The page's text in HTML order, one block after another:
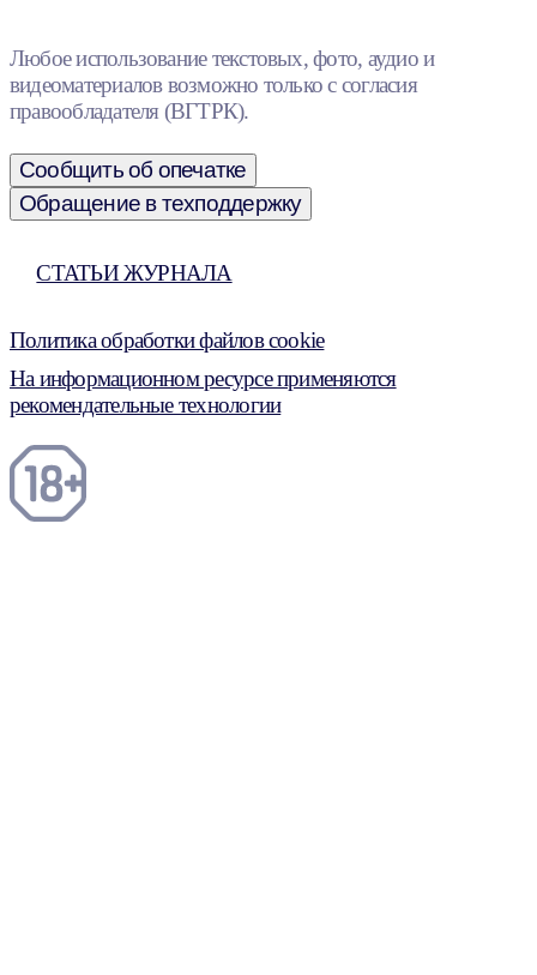
Любое использование текстовых, фото, аудио и
видеоматериалов возможно только с согласия
правообладателя (ВГТРК).
Сообщить об опечатке
Обращение в техподдержку
СТАТЬИ ЖУРНАЛА
Политика обработки файлов cookie
На информационном ресурсе применяются
рекомендательные технологии